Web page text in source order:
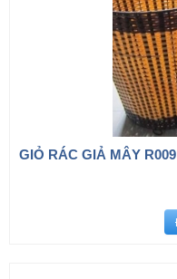
GIỎ RÁC GIẢ MÂY R009